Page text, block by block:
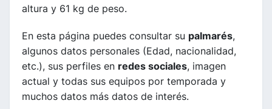
altura y 61 kg de peso.
En esta página puedes consultar su palmarés,
algunos datos personales (Edad, nacionalidad,
etc.), sus perfiles en redes sociales, imagen
actual y todas sus equipos por temporada y
muchos datos más datos de interés.